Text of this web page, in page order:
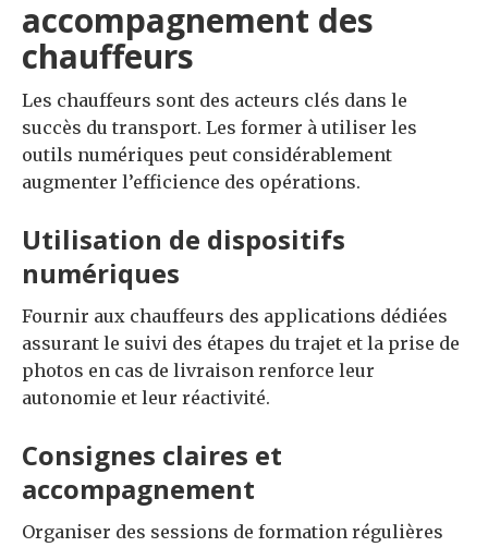
accompagnement des
chauffeurs
Les chauffeurs sont des acteurs clés dans le
succès du transport. Les former à utiliser les
outils numériques peut considérablement
augmenter l’efficience des opérations.
Utilisation de dispositifs
numériques
Fournir aux chauffeurs des applications dédiées
assurant le suivi des étapes du trajet et la prise de
photos en cas de livraison renforce leur
autonomie et leur réactivité.
Consignes claires et
accompagnement
Organiser des sessions de formation régulières